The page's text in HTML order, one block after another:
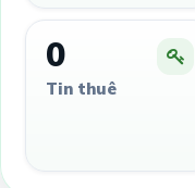
0
Tin thuê